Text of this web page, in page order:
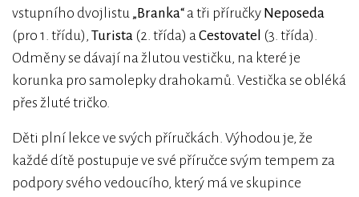
vstupního dvojlistu „Branka“ a tři příručky Neposeda
(pro 1. třídu), Turista (2. třída) aCestovatel (3. třída).
Odměny se dávají na žlutou vestičku, na které je
korunka pro samolepky drahokamů. Vestička se obléká
přes žluté tričko.
Děti plní lekce ve svých příručkách. Výhodou je, že
každé dítě postupuje ve své příručce svým tempem za
podpory svého vedoucího, který má ve skupince